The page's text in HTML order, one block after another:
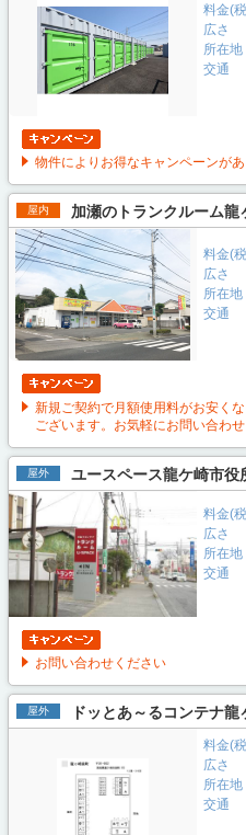
料金(
広さ
所在地
交通
物件によりお得なキャンペーンが
屋内 加瀬のトランクルーム龍
料金(
広さ
所在地
交通
新規ご契約で月額使用料がお安く
ございます。お気軽にお問い合わせ
屋外 ユースペース龍ケ崎市役
料金(
広さ
所在地
交通
お問い合わせください
屋外 ドッとあ～るコンテナ龍
料金(
広さ
所在地
交通